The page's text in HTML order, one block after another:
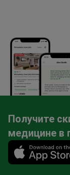
Получите
медицине в
Mobile app